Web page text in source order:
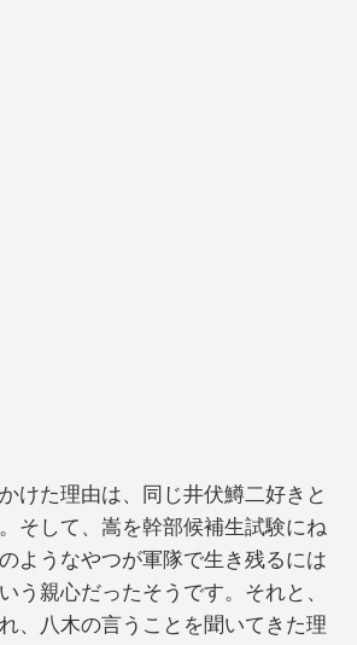
けた理由は、同じ井伏鱒二好きと
そして、嵩を幹部候補生試験にね
ようなやつが軍隊で生き残るには
う親心だったそうです。それと、
、八木の言うことを聞いてきた理